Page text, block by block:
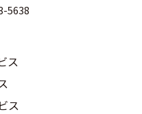
5638
ス
ス